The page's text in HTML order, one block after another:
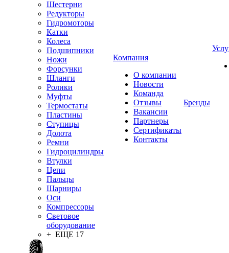
Шестерни
Редукторы
Гидромоторы
Катки
Колеса
Подшипники
Ножи
Форсунки
Шланги
Ролики
Муфты
Термостаты
Пластины
Ступицы
Долота
Ремни
Гидроцилиндры
Втулки
Цепи
Пальцы
Шарниры
Оси
Компрессоры
Световое
оборудование
+ ЕЩЕ 17
Компания
О компании
Новости
Команда
Отзывы
Вакансии
Партнеры
Сертификаты
Контакты
Бренды